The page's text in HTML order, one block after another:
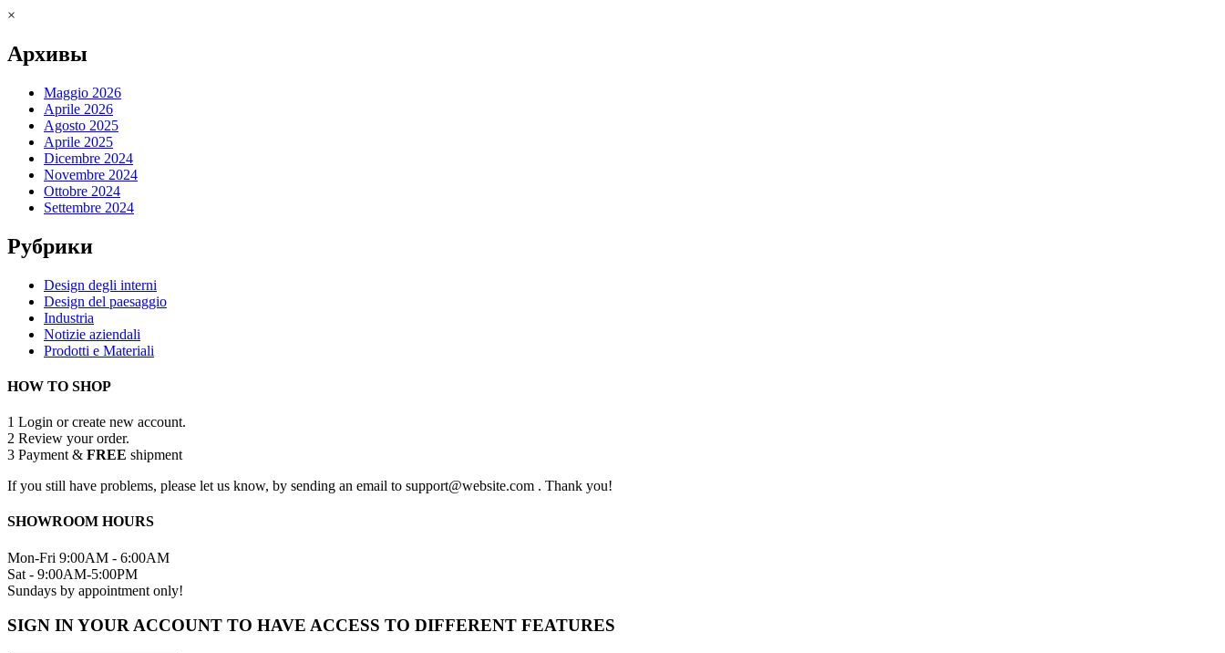
×
Архивы
Maggio 2026
Aprile 2026
Agosto 2025
Aprile 2025
Dicembre 2024
Novembre 2024
Ottobre 2024
Settembre 2024
Рубрики
Design degli interni
Design del paesaggio
Industria
Notizie aziendali
Prodotti e Materiali
HOW TO SHOP
1 Login or create new account.
2 Review your order.
3 Payment & FREE shipment
If you still have problems, please let us know, by sending an email to support@website.com . Thank you!
SHOWROOM HOURS
Mon-Fri 9:00AM - 6:00AM
Sat - 9:00AM-5:00PM
Sundays by appointment only!
SIGN IN YOUR ACCOUNT TO HAVE ACCESS TO DIFFERENT FEATURES